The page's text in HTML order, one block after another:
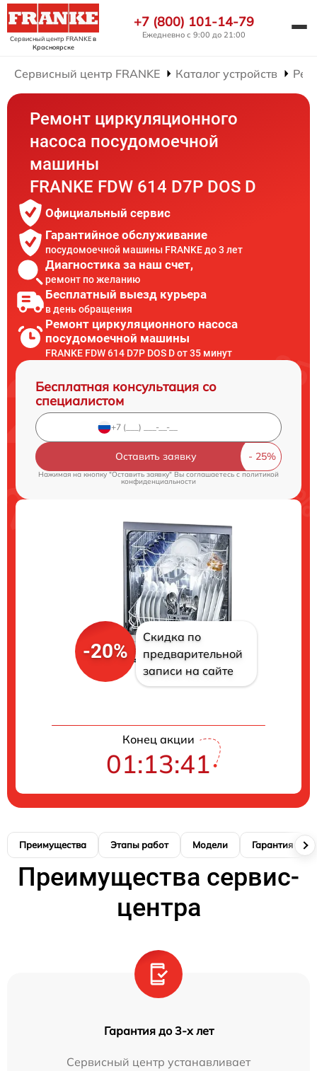
Сервисный центр FRANKEв
Красноярске
+7 (800) 101-14-79
Ежедневно с 9:00 до 21:00
Сервисный центр FRANKE Каталог устройств
Ремонт циркуляционного
насоса посудомоечной
машины
FRANKE FDW 614 D7P DOS D
Официальный сервис
Гарантийное обслуживание
посудомоечной машины FRANKE до 3 лет
Диагностика за наш счет,
ремонт по желанию
Бесплатный выезд курьера
в день обращения
Ремонт циркуляционного насоса
посудомоечной машины
FRANKE FDW 614 D7P DOS D от 35 минут
Бесплатная консультация со
специалистом
Оставить заявку
Нажимая на кнопку "Оставить заявку" Вы соглашаетесь cполитикой
конфиденциальности
-20%
Скидка по
предварительной
записи на сайте
Конец акции
01:13:41
Преимущества Этапы работ Модели Гарантия
Преимущества сервис-
центра
Гарантия до 3-х лет
Сервисный центр устанавливает